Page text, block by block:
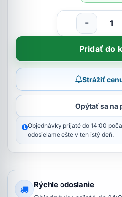
-
Pridať do
Strážiť
Opýtať sa na
Objednávky prijaté do 14:00
odosielame ešte v ten istý deň.
Rýchle odoslanie